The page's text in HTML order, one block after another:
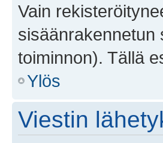
Vain
sisäänrakennetun
toiminnon). Tällä
Ylös
Viestin